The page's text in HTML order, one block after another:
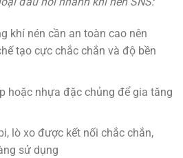
khí nén cần an toàn cao nên
tạo cực chắc chắn và độ bền
hoặc nhựa đặc chủng để gia tăng
lò xo được kết nối chắc chắn,
sử dụng